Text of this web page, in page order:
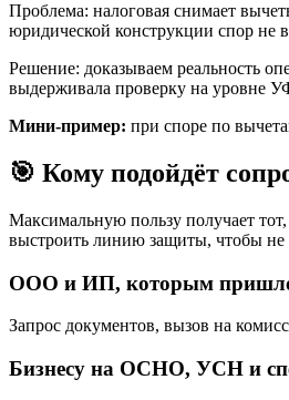
Проблема: налоговая снимает
юридической конструкции спор не
Решение: доказываем реальность
выдерживала проверку на уровне
Мини-пример: при споре по
🎯 Кому подойдёт
Максимальную пользу получает
выстроить линию защиты, чтобы не
ООО и ИП, которым
Запрос документов, вызов на
Бизнесу на ОСНО, УСН и